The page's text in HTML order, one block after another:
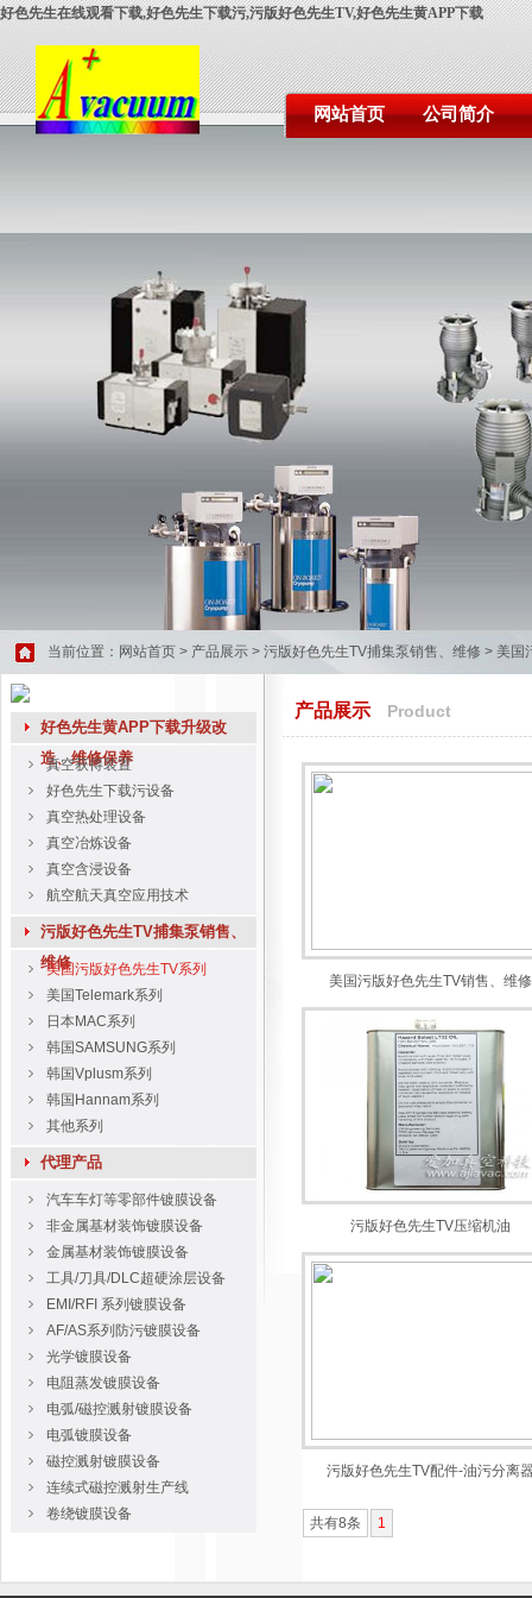
好色先生在线观看下载,好色先生下载污,污版好色先生TV,好色先生黄APP下载
网站首页 公司简介
当前位置： 网站首页 > 产品展示 > 污版好色先生TV捕集泵销售、维修 > 美国
好色先生黄APP下载升级改
造、维修保养
真空获得装置
好色先生下载污设备
真空热处理设备
真空冶炼设备
真空含浸设备
航空航天真空应用技术
污版好色先生TV捕集泵销售、
维修
美国污版好色先生TV系列
美国Telemark系列
日本MAC系列
韩国SAMSUNG系列
韩国Vplusm系列
韩国Hannam系列
其他系列
代理产品
汽车车灯等零部件镀膜设备
非金属基材装饰镀膜设备
金属基材装饰镀膜设备
工具/刀具/DLC超硬涂层设备
EMI/RFI 系列镀膜设备
AF/AS系列防污镀膜设备
光学镀膜设备
电阻蒸发镀膜设备
电弧/磁控溅射镀膜设备
电弧镀膜设备
磁控溅射镀膜设备
连续式磁控溅射生产线
卷绕镀膜设备
产品展示 Product
美国污版好色先生TV销售、维修
污版好色先生TV压缩机油
污版好色先生TV配件-油污分离
共有8条 1